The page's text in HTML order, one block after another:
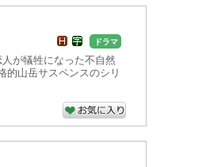
ドラマ
が犠牲になった不自然
的山岳サスペンスのシリ